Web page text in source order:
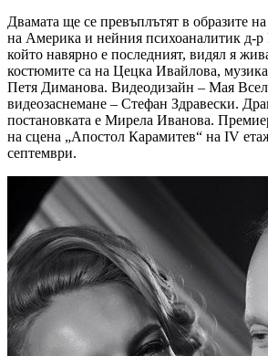
Двамата ще се превъплътят в образите
на Америка и нейния психоаналитик д-
който навярно е последният, видял я
костюмите са на Цецка Ивайлова,
Петя Диманова. Видеодизайн – Мая
видеозаснемане – Стефан Здравески.
постановката е Мирела Иванова.
на сцена „Апостол Карамитев“ на IV
септември.